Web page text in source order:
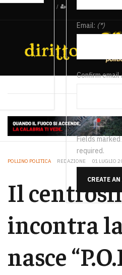
/
Email: (*)
Confirm email
Fields
required.
CREATE
POLLINO POLITICA REDAZIONE 01 LUGLIO
Il
incontra
nasce